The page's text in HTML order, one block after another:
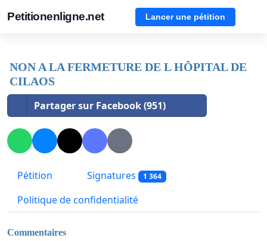
Petitionenligne.net Lancer une pétition
NON A LA FERMETURE DE L HÔPITAL DE
CILAOS
Partager sur Facebook (951)
Pétition Signatures 1 364
Politique de confidentialité
Commentaires